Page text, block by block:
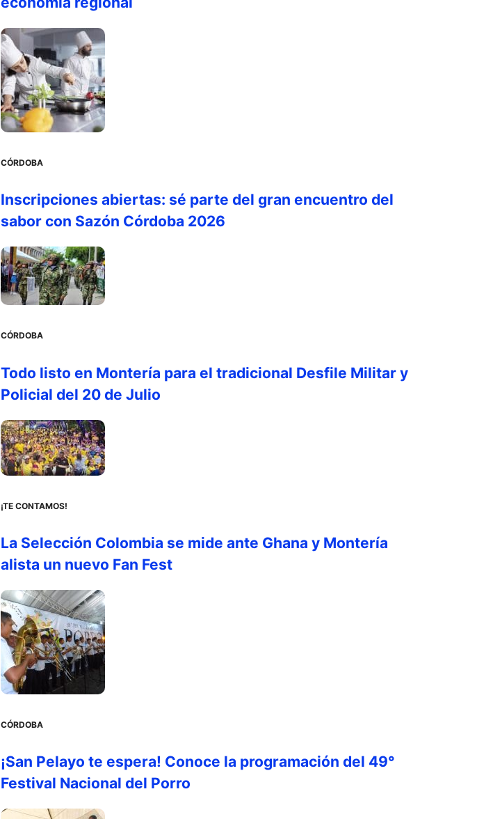
CÓRDOBA
Inscripciones abiertas: sé parte del gran encuentro del
sabor con Sazón Córdoba 2026
CÓRDOBA
Todo listo en Montería para el tradicional Desfile Militar y
Policial del 20 de Julio
¡TE CONTAMOS!
La Selección Colombia se mide ante Ghana y Montería
alista un nuevo Fan Fest
CÓRDOBA
¡San Pelayo te espera! Conoce la programación del 49°
Festival Nacional del Porro